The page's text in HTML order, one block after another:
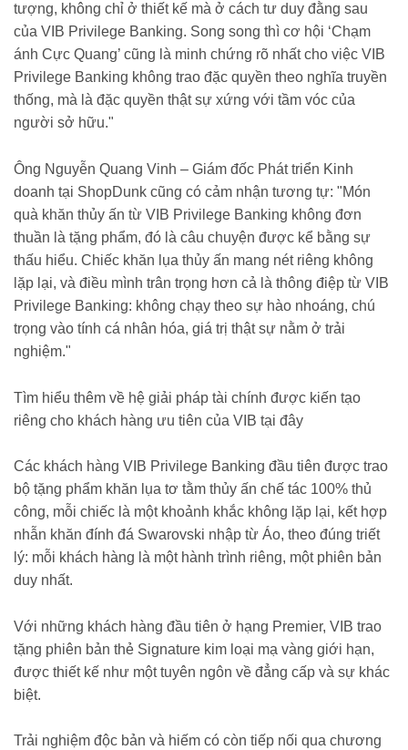
tượng, không chỉ ở thiết kế mà ở cách tư duy đằng sau
của VIB Privilege Banking. Song song thì cơ hội ‘Chạm
ánh Cực Quang’ cũng là minh chứng rõ nhất cho việc VIB
Privilege Banking không trao đặc quyền theo nghĩa truyền
thống, mà là đặc quyền thật sự xứng với tầm vóc của
người sở hữu."
Ông Nguyễn Quang Vinh – Giám đốc Phát triển Kinh
doanh tại ShopDunk cũng có cảm nhận tương tự: "Món
quà khăn thủy ấn từ VIB Privilege Banking không đơn
thuần là tặng phẩm, đó là câu chuyện được kể bằng sự
thấu hiểu. Chiếc khăn lụa thủy ấn mang nét riêng không
lặp lại, và điều mình trân trọng hơn cả là thông điệp từ VIB
Privilege Banking: không chạy theo sự hào nhoáng, chú
trọng vào tính cá nhân hóa, giá trị thật sự nằm ở trải
nghiệm."
Tìm hiểu thêm về hệ giải pháp tài chính được kiến tạo
riêng cho khách hàng ưu tiên của VIB tại đây
Các khách hàng VIB Privilege Banking đầu tiên được trao
bộ tặng phẩm khăn lụa tơ tằm thủy ấn chế tác 100% thủ
công, mỗi chiếc là một khoảnh khắc không lặp lại, kết hợp
nhẫn khăn đính đá Swarovski nhập từ Áo, theo đúng triết
lý: mỗi khách hàng là một hành trình riêng, một phiên bản
duy nhất.
Với những khách hàng đầu tiên ở hạng Premier, VIB trao
tặng phiên bản thẻ Signature kim loại mạ vàng giới hạn,
được thiết kế như một tuyên ngôn về đẳng cấp và sự khác
biệt.
Trải nghiệm độc bản và hiếm có còn tiếp nối qua chương